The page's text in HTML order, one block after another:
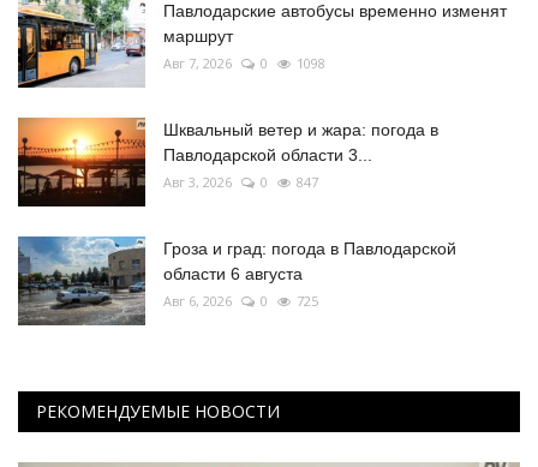
Павлодарские автобусы временно изменят
маршрут
Авг 7, 2026 0 1098
Шквальный ветер и жара: погода в
Павлодарской области 3...
Авг 3, 2026 0 847
Гроза и град: погода в Павлодарской
области 6 августа
Авг 6, 2026 0 725
РЕКОМЕНДУЕМЫЕ НОВОСТИ